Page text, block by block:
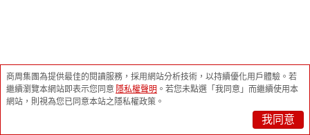
商周集團為提供最佳的閱讀服務，採用網站分析技術，以持續優化用戶體驗。 若
繼續瀏覽本網站即表示您同意 隱私權聲明 。 若您未點選「我同意」而繼續使用本
網站，則視為您已同意本站之隱私權政策。
我同意